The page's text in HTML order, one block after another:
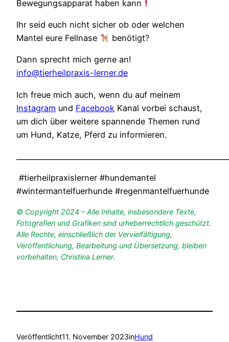
Bewegungsapparat haben kann
Ihr seid euch nicht sicher ob oder welchen
Mantel eure Fellnase
benötigt?
Dann sprecht mich gerne an!
info@tierheilpraxis-lerner.de
Ich freue mich auch, wenn du auf meinem
Instagram und Facebook Kanal vorbei schaust,
um dich über weitere spannende Themen rund
um Hund, Katze, Pferd zu informieren.
#tierheilpraxislerner #hundemantel
#wintermantelfuerhunde #regenmantelfuerhunde
© Copyright 2024 – Alle Inhalte, insbesondere Texte,
Fotografien und Grafiken sind urheberrechtlich geschützt.
Alle Rechte, einschließlich der Vervielfältigung,
Veröffentlichung, Bearbeitung und Übersetzung, bleiben
vorbehalten, Christina Lerner.
Veröffentlicht11. November 2023inHund